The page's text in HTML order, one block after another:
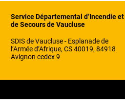
Service Départemental d’Incendie et
de Secours de Vaucluse
SDIS de Vaucluse - Esplanade de
l’Armée d’Afrique, CS 40019, 84918
Avignon cedex 9